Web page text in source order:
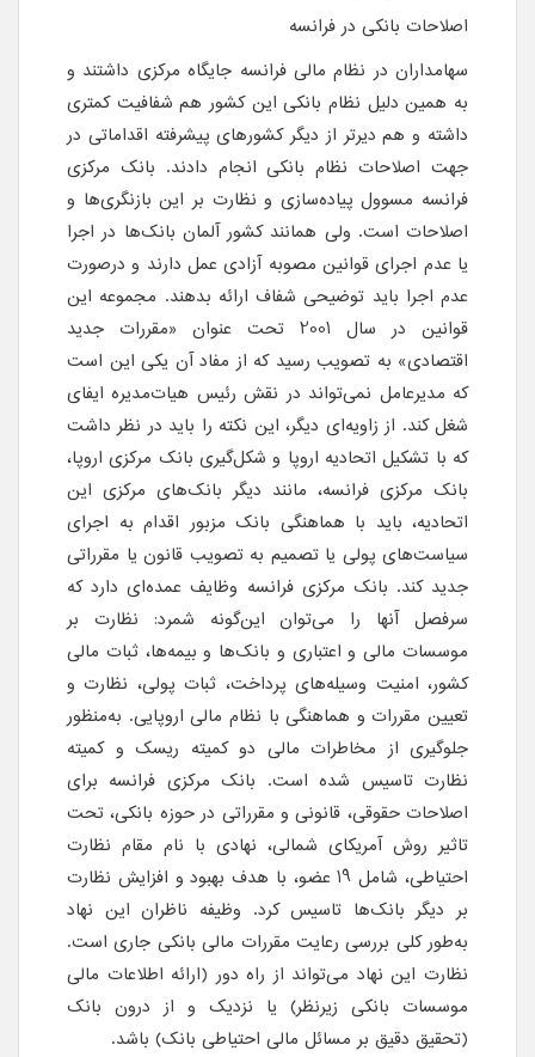
اصلاحات بانکی در فرانسه
سهامداران در نظام مالی فرانسه جایگاه مرکزی داشتند و
به همین دلیل نظام بانکی این کشور هم شفافیت کمتری
داشته و هم دیرتر از دیگر کشورهای پیشرفته اقداماتی در
جهت اصلاحات نظام بانکی انجام دادند. بانک مرکزی
فرانسه مسوول پیاده‌سازی و نظارت بر این بازنگری‌ها و
اصلاحات است. ولی همانند کشور آلمان بانک‌ها در اجرا
یا عدم اجرای قوانین مصوبه آزادی عمل دارند و درصورت
عدم اجرا باید توضیحی شفاف ارائه بدهند. مجموعه این
قوانین در سال 2001 تحت عنوان «مقررات جدید
اقتصادی» به تصویب رسید که از مفاد آن یکی این است
که مدیرعامل نمی‌تواند در نقش رئیس هیات‌مدیره ایفای
شغل کند. از زاویه‌ای دیگر، این نکته را باید در نظر داشت
که با تشکیل اتحادیه اروپا و شکل‌گیری بانک مرکزی اروپا،
بانک مرکزی فرانسه، مانند دیگر بانک‌های مرکزی این
اتحادیه، باید با هماهنگی بانک مزبور اقدام به اجرای
سیاست‌های پولی یا تصمیم به تصویب قانون یا مقرراتی
جدید کند. بانک مرکزی فرانسه وظایف عمده‌ای دارد که
سرفصل آنها را می‌توان این‌گونه شمرد: نظارت بر
موسسات مالی و اعتباری و بانک‌ها و بیمه‌ها، ثبات مالی
کشور، امنیت وسیله‌های پرداخت، ثبات پولی، نظارت و
تعیین مقررات و هماهنگی با نظام مالی اروپایی. به‌منظور
جلوگیری از مخاطرات مالی دو کمیته ریسک و کمیته
نظارت تاسیس شده است. بانک مرکزی فرانسه برای
اصلاحات حقوقی، قانونی و مقرراتی در حوزه بانکی، تحت
تاثیر روش آمریکای شمالی، نهادی با نام مقام نظارت
احتیاطی، شامل 19 عضو، با هدف بهبود و افزایش نظارت
بر دیگر بانک‌ها تاسیس کرد. وظیفه ناظران این نهاد
به‌طور کلی بررسی رعایت مقررات مالی بانکی جاری است.
نظارت این نهاد می‌تواند از راه دور (ارائه اطلاعات مالی
موسسات بانکی زیرنظر) یا نزدیک و از درون بانک
(تحقیق دقیق بر مسائل مالی احتیاطی بانک) باشد.